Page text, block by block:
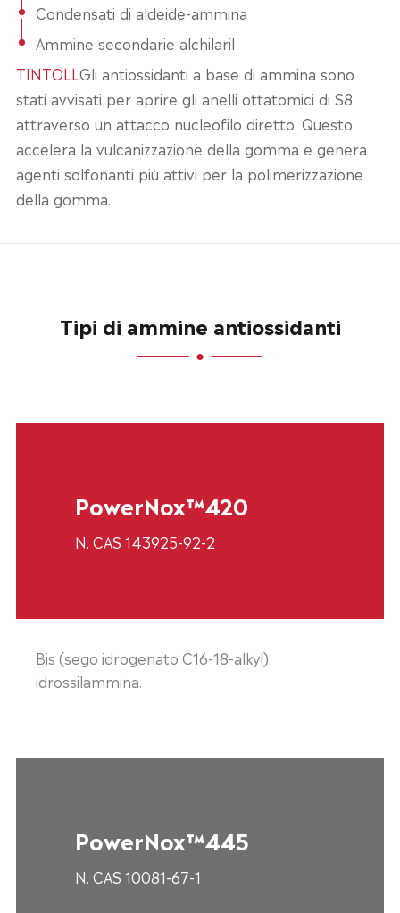
Condensati di aldeide-ammina
Ammine secondarie alchilaril
TINTOLL Gli antiossidanti a base di ammina sono
stati avvisati per aprire gli anelli ottatomici di S8
attraverso un attacco nucleofilo diretto. Questo
accelera la vulcanizzazione della gomma e genera
agenti solfonanti più attivi per la polimerizzazione
della gomma.
Tipi di ammine antiossidanti
PowerNox™420
N. CAS 143925-92-2
Bis (sego idrogenato C16-18-alkyl)
idrossilammina.
PowerNox™445
N. CAS 10081-67-1